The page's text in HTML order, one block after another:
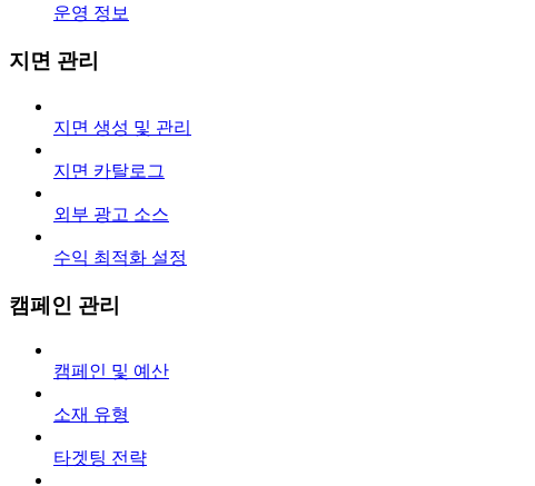
운영 정보
지면 관리
지면 생성 및 관리
지면 카탈로그
외부 광고 소스
수익 최적화 설정
캠페인 관리
캠페인 및 예산
소재 유형
타겟팅 전략